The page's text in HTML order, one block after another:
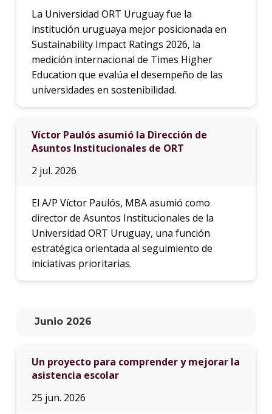
La Universidad ORT Uruguay fue la
institución uruguaya mejor posicionada en
Sustainability Impact Ratings 2026, la
medición internacional de Times Higher
Education que evalúa el desempeño de las
universidades en sostenibilidad.
Víctor Paulós asumió la Dirección de
Asuntos Institucionales de ORT
2 jul. 2026
El A/P Víctor Paulós, MBA asumió como
director de Asuntos Institucionales de la
Universidad ORT Uruguay, una función
estratégica orientada al seguimiento de
iniciativas prioritarias.
Junio 2026
Un proyecto para comprender y mejorar la
asistencia escolar
25 jun. 2026